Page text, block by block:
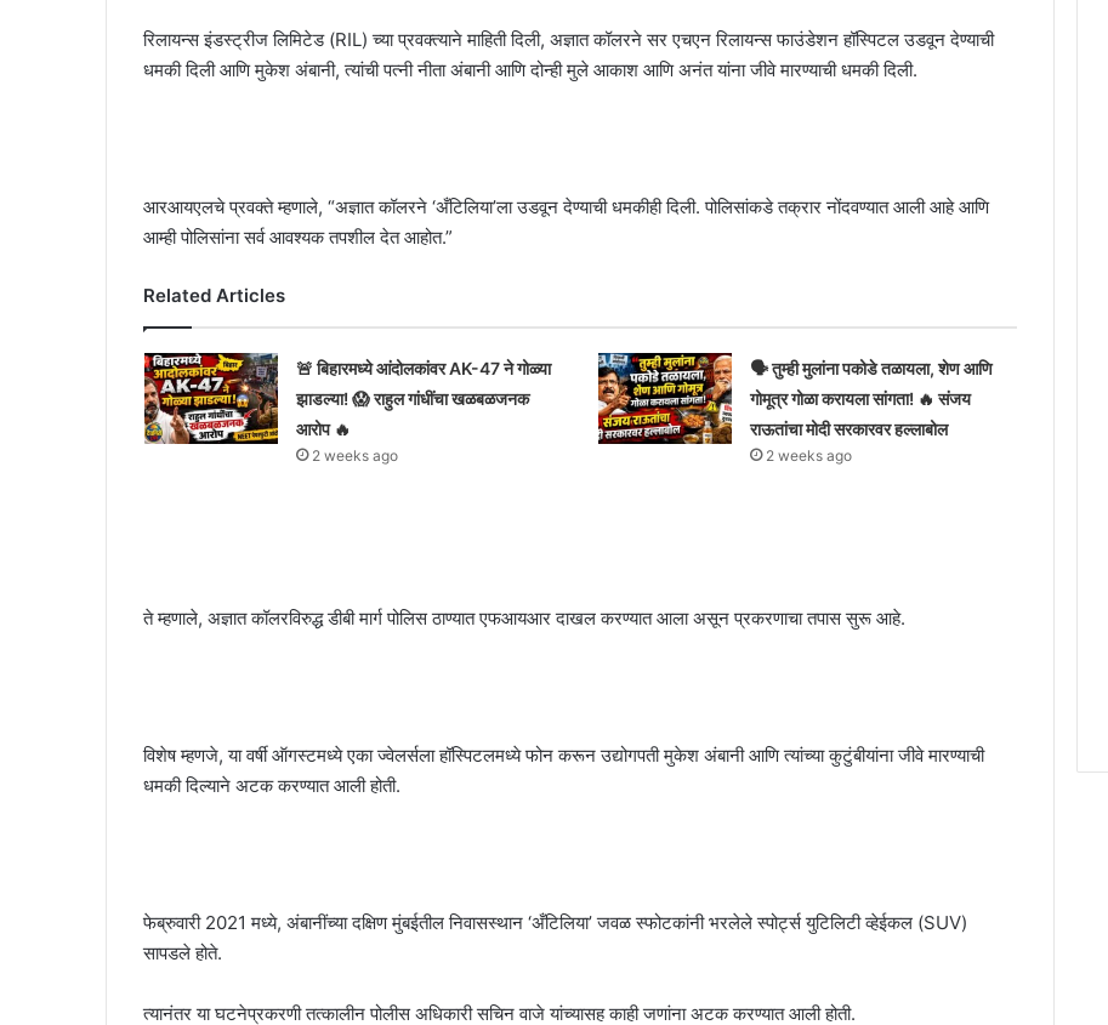
रिलायन्स इंडस्ट्रीज लिमिटेड (RIL) च्या प्रवक्त्याने माहिती दिली, अज्ञात कॉलरने सर एचएन रिलायन्स फाउंडेशन हॉस्पिटल उडवून देण्याची
धमकी दिली आणि मुकेश अंबानी, त्यांची पत्नी नीता अंबानी आणि दोन्ही मुले आकाश आणि अनंत यांना जीवे मारण्याची धमकी दिली.
आरआयएलचे प्रवक्ते म्हणाले, “अज्ञात कॉलरने ‘अँटिलिया’ला उडवून देण्याची धमकीही दिली. पोलिसांकडे तक्रार नोंदवण्यात आली आहे आणि
आम्ही पोलिसांना सर्व आवश्यक तपशील देत आहोत.”
Related Articles
🚨 बिहारमध्ये आंदोलकांवर AK-47 ने गोळ्या
झाडल्या! 😱 राहुल गांधींचा खळबळजनक
आरोप 🔥
2 weeks ago
🗣️ तुम्ही मुलांना पकोडे तळायला, शेण आणि
गोमूत्र गोळा करायला सांगता! 🔥 संजय
राऊतांचा मोदी सरकारवर हल्लाबोल
2 weeks ago
ते म्हणाले, अज्ञात कॉलरविरुद्ध डीबी मार्ग पोलिस ठाण्यात एफआयआर दाखल करण्यात आला असून प्रकरणाचा तपास सुरू आहे.
विशेष म्हणजे, या वर्षी ऑगस्टमध्ये एका ज्वेलर्सला हॉस्पिटलमध्ये फोन करून उद्योगपती मुकेश अंबानी आणि त्यांच्या कुटुंबीयांना जीवे मारण्याची
धमकी दिल्याने अटक करण्यात आली होती.
फेब्रुवारी 2021 मध्ये, अंबानींच्या दक्षिण मुंबईतील निवासस्थान ‘अँटिलिया’ जवळ स्फोटकांनी भरलेले स्पोर्ट्स युटिलिटी व्हेईकल (SUV)
सापडले होते.
त्यानंतर या घटनेप्रकरणी तत्कालीन पोलीस अधिकारी सचिन वाजे यांच्यासह काही जणांना अटक करण्यात आली होती.